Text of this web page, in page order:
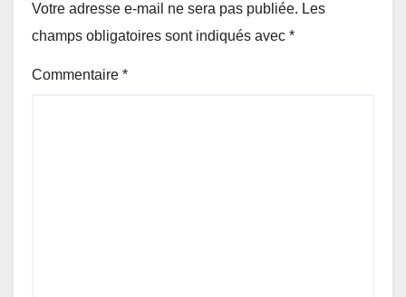
Votre adresse e-mail ne sera pas publiée. Les
champs obligatoires sont indiqués avec *
Commentaire *